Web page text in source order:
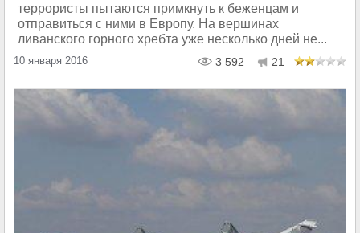
террористы пытаются примкнуть к беженцам и
отправиться с ними в Европу. На вершинах
ливанского горного хребта уже несколько дней не...
10 января 2016 3 592 21